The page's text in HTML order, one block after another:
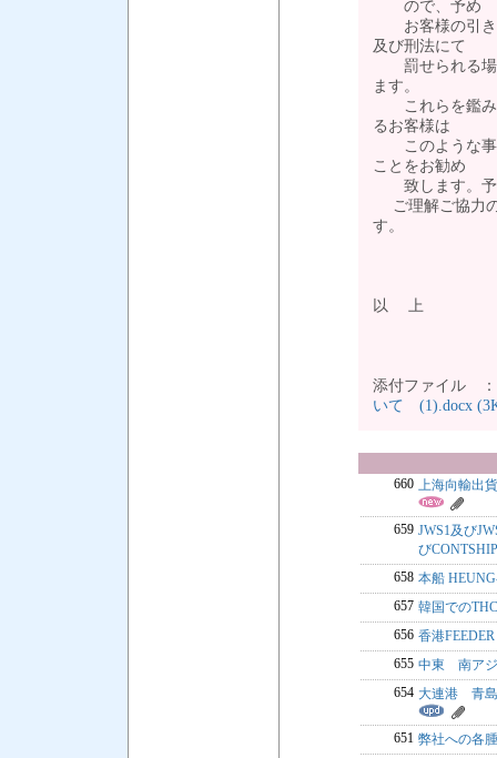
ので、予め
お客様の引き
及び刑法にて
罰せられる場
ます。
これらを鑑み
るお客様は
このような事
ことをお勧め
致します。
ご理解ご協力
以 上
添付ファイル
いて (1).docx
660 上海向輸出
659 JWS1及び
び
658 本船
657 韓国での
656 香港
655 中東 南アジ
654 大連港 青
651 弊社への各